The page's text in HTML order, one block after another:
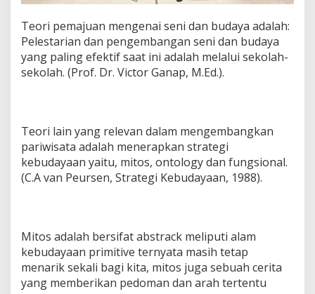
Teori pemajuan mengenai seni dan budaya adalah:
Pelestarian dan pengembangan seni dan budaya
yang paling efektif saat ini adalah melalui sekolah-
sekolah. (Prof. Dr. Victor Ganap, M.Ed.).
Teori lain yang relevan dalam mengembangkan
pariwisata adalah menerapkan strategi
kebudayaan yaitu, mitos, ontology dan fungsional.
(C.A van Peursen, Strategi Kebudayaan, 1988).
Mitos adalah bersifat abstrack meliputi alam
kebudayaan primitive ternyata masih tetap
menarik sekali bagi kita, mitos juga sebuah cerita
yang memberikan pedoman dan arah tertentu